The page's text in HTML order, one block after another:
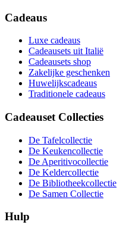
Cadeaus
Luxe cadeaus
Cadeausets uit Italië
Cadeausets shop
Zakelijke geschenken
Huwelijkscadeaus
Traditionele cadeaus
Cadeauset Collecties
De Tafelcollectie
De Keukencollectie
De Aperitivocollectie
De Keldercollectie
De Bibliotheekcollectie
De Samen Collectie
Hulp